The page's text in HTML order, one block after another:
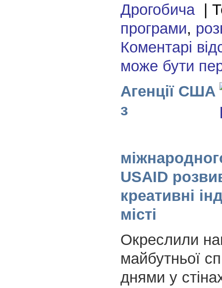
Дрогобича|
програми,
Коментарі
може бути
Агенції США
з
USAID
креативні
місті
Окреслили
майбутньої
днями у